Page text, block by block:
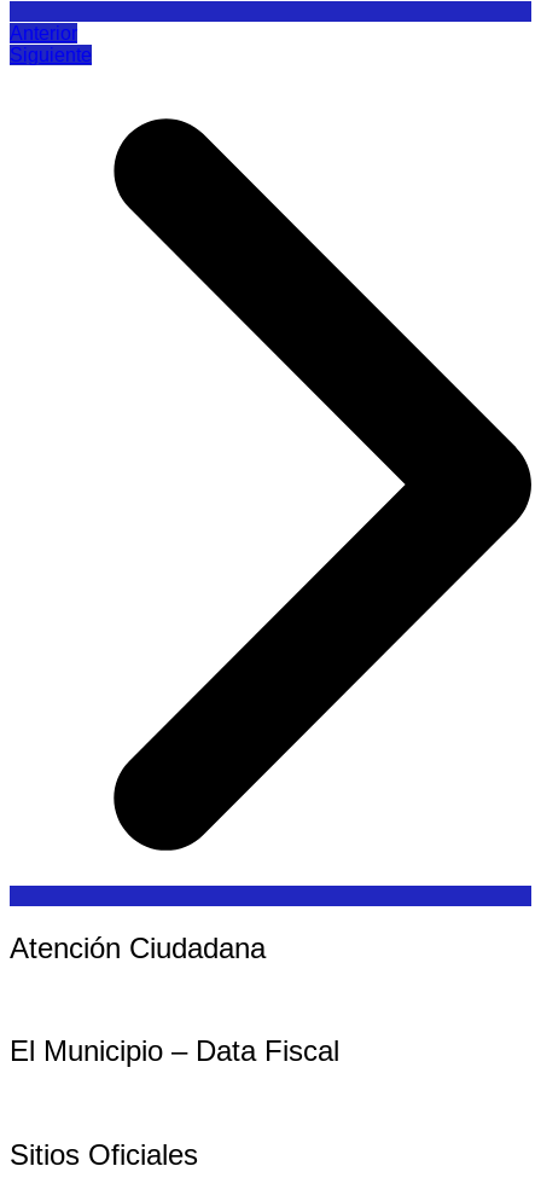
Anterior
Siguiente
Atención Ciudadana
El Municipio – Data Fiscal
Sitios Oficiales